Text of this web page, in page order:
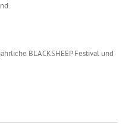
BLACKSHEEP Festival und